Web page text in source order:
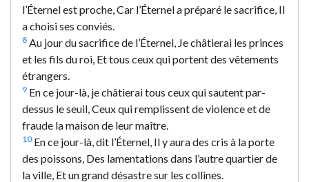
l’Éternel est proche, Car l’Éternel a préparé le sacrifice, Il
a choisi ses conviés.
8 Au jour du sacrifice de l’Éternel, Je châtierai les princes
et les fils du roi, Et tous ceux qui portent des vêtements
étrangers.
9 En ce jour-là, je châtierai tous ceux qui sautent par-
dessus le seuil, Ceux qui remplissent de violence et de
fraude la maison de leur maître.
10En ce jour-là, dit l’Éternel, Il y aura des cris à la porte
des poissons, Des lamentations dans l’autre quartier de
la ville, Et un grand désastre sur les collines.